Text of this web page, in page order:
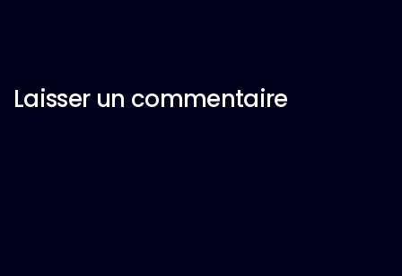
Laisser un commentaire